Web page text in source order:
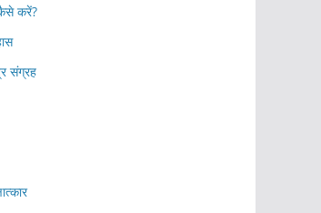
करें?
संग्रह